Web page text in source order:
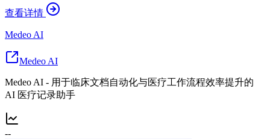
查看详情
Medeo AI
Medeo AI
Medeo AI - 用于临床文档自动化与医疗工作流程效率提升的
AI 医疗记录助手
--